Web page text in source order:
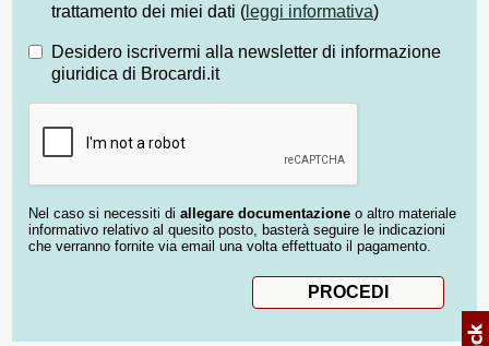
trattamento dei miei dati ( leggi informativa)
Desidero iscrivermi alla newsletter di informazione
giuridica di Brocardi.it
Nel caso si necessiti di allegare documentazione o altro materiale
informativo relativo al quesito posto, basterà seguire le indicazioni
che verranno fornite via email una volta effettuato il pagamento.